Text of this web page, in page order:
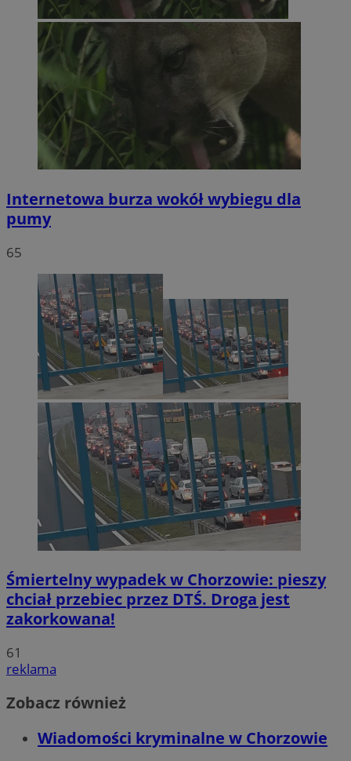
Internetowa burza wokół wybiegu dla
pumy
65
Śmiertelny wypadek w Chorzowie: pieszy
chciał przebiec przez DTŚ. Droga jest
zakorkowana!
61
reklama
Zobacz również
Wiadomości kryminalne w Chorzowie